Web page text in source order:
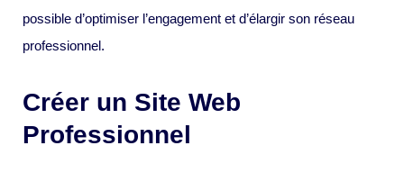
possible d’optimiser l’engagement et d’élargir son réseau
professionnel.
Créer un Site Web
Professionnel